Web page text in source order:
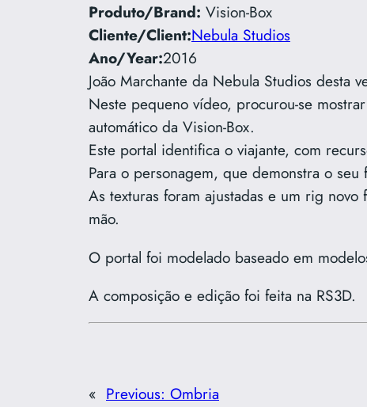
Produto/Brand: Vision-Box
Cliente/Client:Nebula Studios
Ano/Year:2016
João Marchante da Nebula Studios desta
Neste pequeno vídeo, procurou-se
automático da Vision-Box.
Este portal identifica o viajante, com
Para o personagem, que demonstra o
As texturas foram ajustadas e um rig
mão.
O portal foi modelado baseado em
A composição e edição foi feita na RS3D.
« Previous: Ombria